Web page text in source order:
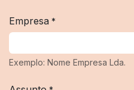
Empresa *
Exemplo: Nome Empresa Lda.